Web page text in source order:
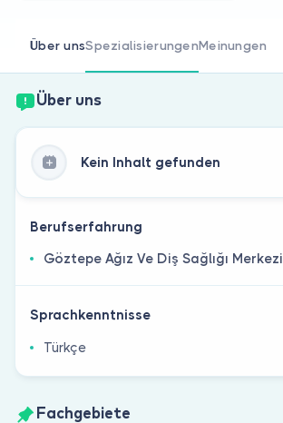
Über unsSpezialisierungenMeinungen
Über uns
Kein Inhalt gefunden
Berufserfahrung
Göztepe Ağız Ve Diş Sağlığı Merkezi
Sprachkenntnisse
Türkçe
Fachgebiete